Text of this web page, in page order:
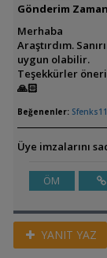
Gönderim
Merhaba
Araştırdım.
uygun olabilir.
Teşekkürler
🙏🏻
Beğenenler:
Üye imzalarını
ÖM
YANIT YAZ